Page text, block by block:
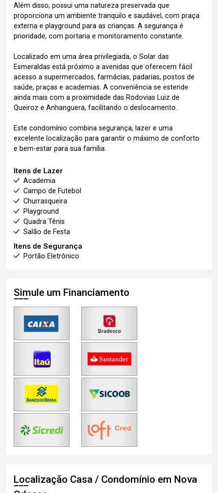
Além disso, possui uma natureza preservada que
proporciona um ambiente tranquilo e saudável, com praça
externa e playground para as crianças. A segurança é
prioridade, com portaria e monitoramento constante.
Localizado em uma área privilegiada, o Solar das
Esmeraldas está próximo a avenidas que oferecem fácil
acesso a supermercados, farmácias, padarias, postos de
saúde, praças e academias. A conveniência se estende
ainda mais com a proximidade das Rodovias Luiz de
Queiroz e Anhanguera, facilitando o deslocamento.
Este condomínio combina segurança, lazer e uma
excelente localização para garantir o máximo de conforto
e bem-estar para sua família.
Itens de Lazer
Academia
Campo de Futebol
Churrasqueira
Playground
Quadra Tênis
Salão de Festa
Itens de Segurança
Portão Eletrônico
Simule um Financiamento
Localização Casa / Condomínio em Nova